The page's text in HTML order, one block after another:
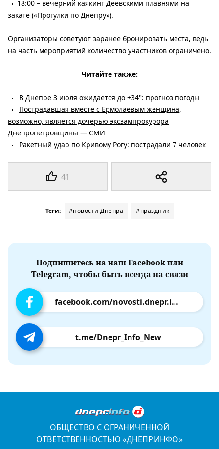
41
18:00 – вечерний каякинг Деевскими плавнями на
закате («Прогулки по Днепру»).
Организаторы советуют заранее бронировать места, ведь
на часть мероприятий количество участников ограничено.
Читайте также:
В Днепре 3 июля ожидается до +34°: прогноз погоды
Пострадавшая вместе с Ермолаевым женщина,
возможно, является дочерью эксзампрокурора
Днепропетровщины — СМИ
Ракетный удар по Кривому Рогу: пострадали 7 человек
Теги: #новости Днепра #праздник
Подпишитесь на наш Facebook или
Telegram, чтобы быть всегда на связи
facebook.com/novosti.dnepr.info
t.me/Dnepr_Info_New
ОБЩЕСТВО С ОГРАНИЧЕННОЙ
ОТВЕТСТВЕННОСТЬЮ «ДНЕПР.ИНФО»